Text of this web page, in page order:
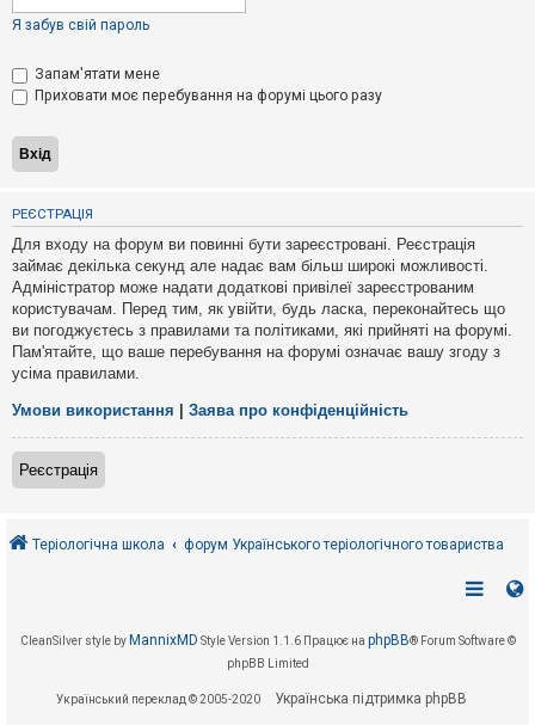
і
Т
м
и
б
з
в
і
д
п
о
в
і
д
е
й
А
к
т
и
і
Я забув свій пароль
Запам'ятати мене
Приховати моє перебування на форумі цього разу
РЕЄСТРАЦІЯ
Для входу на форум ви повинні бути зареєстровані. Реєстрація
займає декілька секунд але надає вам більш широкі можливості.
Адміністратор може надати додаткові привілеї зареєстрованим
користувачам. Перед тим, як увійти, будь ласка, переконайтесь що
ви погоджуєтесь з правилами та політиками, які прийняті на форумі.
Пам'ятайте, що ваше перебування на форумі означає вашу згоду з
усіма правилами.
Умови використання Заява про конфіденційність
Реєстрація
Теріологічна школа форум Українського теріологічного товариства
CleanSilver style by MannixMD Style Version 1.1.6 Працює на phpBB® Forum Software ©
phpBB Limited
Український переклад © 2005-2020 Українська підтримка phpBB